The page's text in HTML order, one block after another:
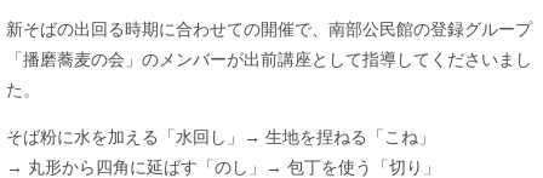
新そばの出回る時期に合わせての開催で、南部公民館の登録グループ
「播磨蕎麦の会」のメンバーが出前講座として指導してくださいまし
た。
そば粉に水を加える「水回し」→ 生地を捏ねる「こね」
→ 丸形から四角に延ばす「のし」→ 包丁を使う「切り」